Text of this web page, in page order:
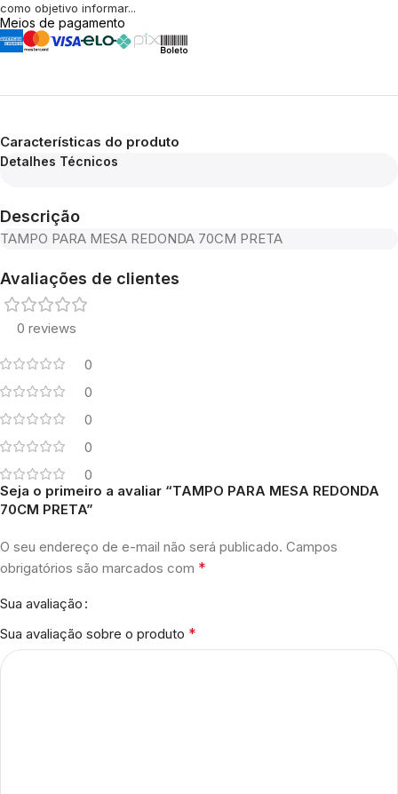
como objetivo informar...
Meios de pagamento
Características do produto
Detalhes Técnicos
Descrição
TAMPO PARA MESA REDONDA 70CM PRETA
Avaliações de clientes
0 reviews
0
0
0
0
0
Seja o primeiro a avaliar “TAMPO PARA MESA REDONDA
70CM PRETA”
O seu endereço de e-mail não será publicado. Campos
obrigatórios são marcados com *
Sua avaliação
Sua avaliação sobre o produto *